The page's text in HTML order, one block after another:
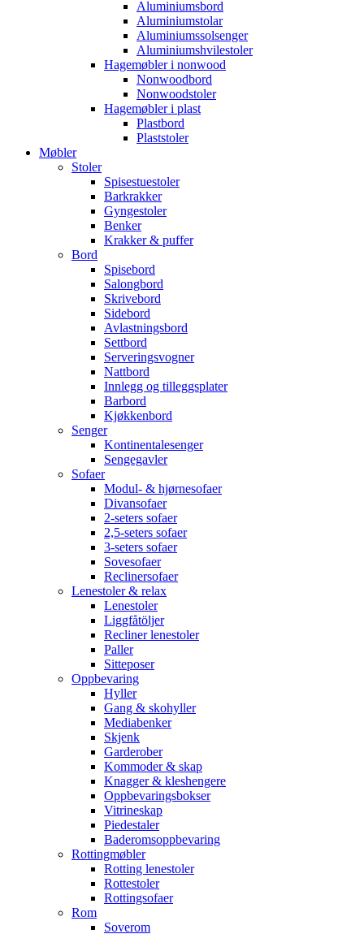
Aluminiumsbord
Aluminiumstolar
Aluminiumssolsenger
Aluminiumshvilestoler
Hagemøbler i nonwood
Nonwoodbord
Nonwoodstoler
Hagemøbler i plast
Plastbord
Plaststoler
Møbler
Stoler
Spisestuestoler
Barkrakker
Gyngestoler
Benker
Krakker & puffer
Bord
Spisebord
Salongbord
Skrivebord
Sidebord
Avlastningsbord
Settbord
Serveringsvogner
Nattbord
Innlegg og tilleggsplater
Barbord
Kjøkkenbord
Senger
Kontinentalesenger
Sengegavler
Sofaer
Modul- & hjørnesofaer
Divansofaer
2-seters sofaer
2,5-seters sofaer
3-seters sofaer
Sovesofaer
Reclinersofaer
Lenestoler & relax
Lenestoler
Liggfåtöljer
Recliner lenestoler
Paller
Sitteposer
Oppbevaring
Hyller
Gang & skohyller
Mediabenker
Skjenk
Garderober
Kommoder & skap
Knagger & kleshengere
Oppbevaringsbokser
Vitrineskap
Piedestaler
Baderomsoppbevaring
Rottingmøbler
Rotting lenestoler
Rottestoler
Rottingsofaer
Rom
Soverom